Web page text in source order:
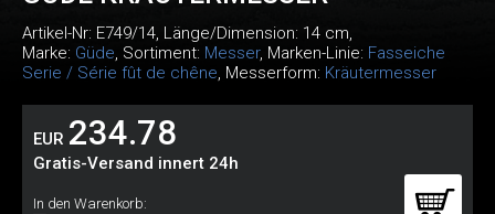
Artikel-Nr: E749/14, Länge/Dimension: 14 cm,
Marke: Güde, Sortiment: Messer, Marken-Linie: Fasseiche
Serie / Série fût de chêne, Messerform: Kräutermesser
EUR 234.78
Gratis-Versand innert 24h
In den Warenkorb: